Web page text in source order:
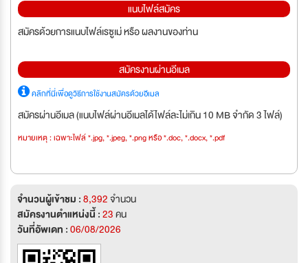
แนบไฟล์สมัคร
สมัครด้วยการแนบไฟล์เรซูเม่ หรือ ผลงานของท่าน
สมัครงานผ่านอีเมล
คลิกที่นี่เพื่อดูวิธีการใช้งานสมัครด้วยอีเมล
สมัครผ่านอีเมล (แนบไฟล์ผ่านอีเมลได้ไฟล์ละไม่เกิน 10 MB จำกัด 3 ไฟล์)
หมายเหตุ : เฉพาะไฟล์ *.jpg, *.jpeg, *.png หรือ *.doc, *.docx, *.pdf
จำนวนผู้เข้าชม :8,392จำนวน
สมัครงานตำแหน่งนี้ :23คน
วันที่อัพเดท :06/08/2026